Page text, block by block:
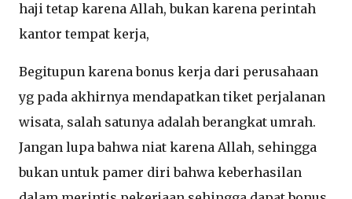
haji tetap karena Allah, bukan karena perintah
kantor tempat kerja,
Begitupun karena bonus kerja dari perusahaan
yg pada akhirnya mendapatkan tiket perjalanan
wisata, salah satunya adalah berangkat umrah.
Jangan lupa bahwa niat karena Allah, sehingga
bukan untuk pamer diri bahwa keberhasilan